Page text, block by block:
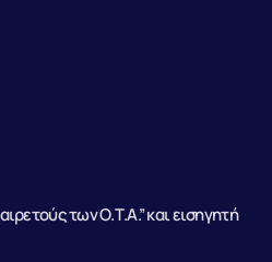
των Ο.Τ.Α.” και εισηγητή